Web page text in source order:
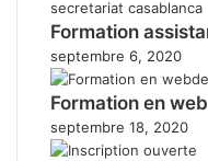
Formation
septembre 6, 2020
Formation en
septembre 18, 2020